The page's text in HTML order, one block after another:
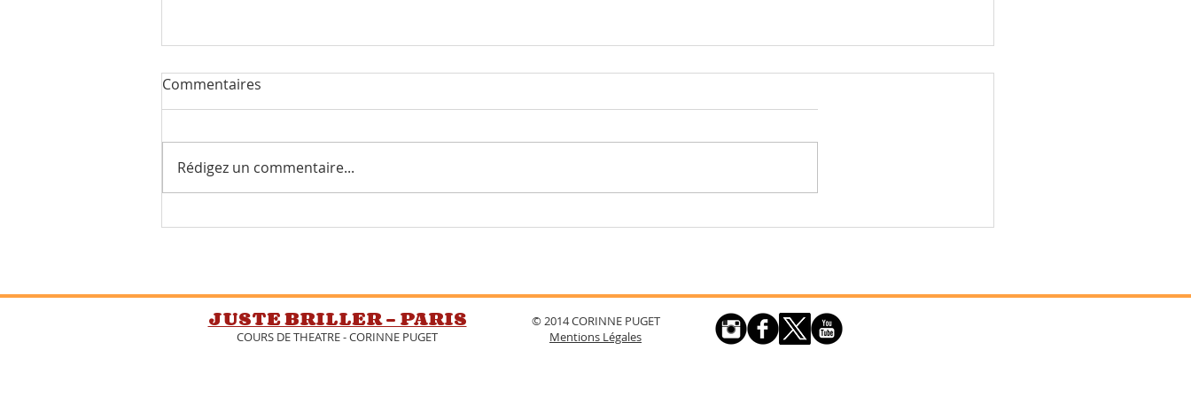
Commentaires
Rédigez un commentaire...
JUSTE BRILLER - PARIS
COURS DE THEATRE - CORINNE PUGET
© 2014 CORINNE PUGET
Mentions Légales